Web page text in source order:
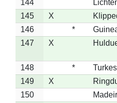
144
145
X
146
*
147
X
148 *
149
X
150